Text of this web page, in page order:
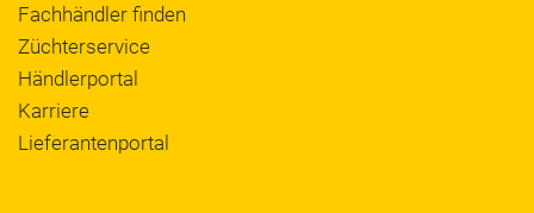
Fachhändler finden
Züchterservice
Händlerportal
Karriere
Lieferantenportal